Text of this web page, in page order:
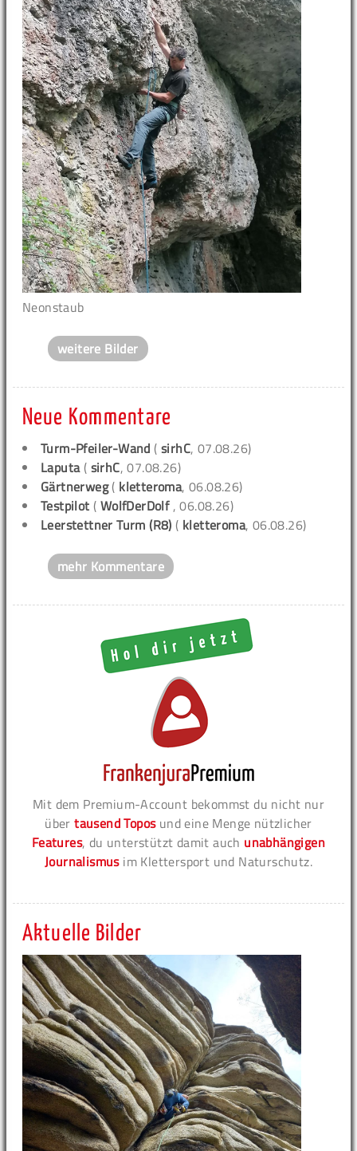
Neonstaub
weitere Bilder
Neue Kommentare
Turm-Pfeiler-Wand (sirhC, 07.08.26)
Laputa( sirhC, 07.08.26)
Gärtnerweg( kletteroma, 06.08.26)
Testpilot ( WolfDerDolf , 06.08.26)
Leerstettner Turm (R8) ( kletteroma, 06.08.26)
mehr Kommentare
Mit dem Premium-Account bekommst du nicht nur
übertausend Toposund eine Menge nützlicher
Features, du unterstützt damit auch unabhängigen
Journalismusim Klettersport und Naturschutz.
Aktuelle Bilder